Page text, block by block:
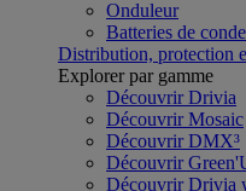
Onduleur
Batteries de
Distribution, protection
Explorer par gamme
Découvrir Drivia
Découvrir Mosaic
Découvrir DMX³
Découvrir
Découvrir Drivia